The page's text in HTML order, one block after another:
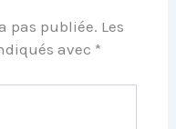
pas publiée. Les
avec *